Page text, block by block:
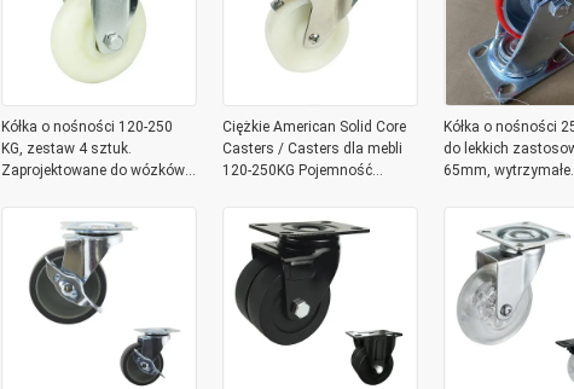
Kółka o nośności 120-250
KG, zestaw 4 sztuk.
Zaprojektowane do wózków
długotrwałą trwałość.
Ciężkie American Solid Core
Casters / Casters dla mebli
120-250KG Pojemność
Kółka o nośności
do lekkich
65mm, wytrzymałe